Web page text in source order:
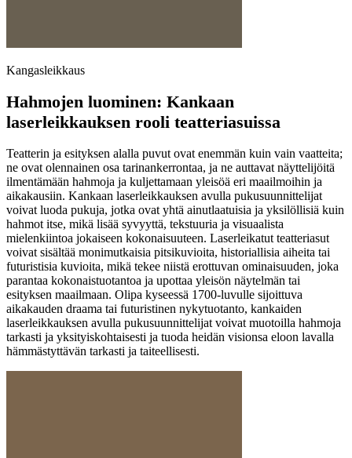
Kangasleikkaus
Hahmojen luominen: Kankaan
laserleikkauksen rooli teatteriasuissa
Teatterin ja esityksen alalla puvut ovat enemmän kuin vain vaatteita;
ne ovat olennainen osa tarinankerrontaa, ja ne auttavat näyttelijöitä
ilmentämään hahmoja ja kuljettamaan yleisöä eri maailmoihin ja
aikakausiin. Kankaan laserleikkauksen avulla pukusuunnittelijat
voivat luoda pukuja, jotka ovat yhtä ainutlaatuisia ja yksilöllisiä kuin
hahmot itse, mikä lisää syvyyttä, tekstuuria ja visuaalista
mielenkiintoa jokaiseen kokonaisuuteen. Laserleikatut teatteriasut
voivat sisältää monimutkaisia pitsikuvioita, historiallisia aiheita tai
futuristisia kuvioita, mikä tekee niistä erottuvan ominaisuuden, joka
parantaa kokonaistuotantoa ja upottaa yleisön näytelmän tai
esityksen maailmaan. Olipa kyseessä 1700-luvulle sijoittuva
aikakauden draama tai futuristinen nykytuotanto, kankaiden
laserleikkauksen avulla pukusuunnittelijat voivat muotoilla hahmoja
tarkasti ja yksityiskohtaisesti ja tuoda heidän visionsa eloon lavalla
hämmästyttävän tarkasti ja taiteellisesti.